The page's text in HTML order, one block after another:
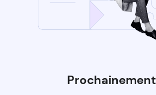
Prochainement